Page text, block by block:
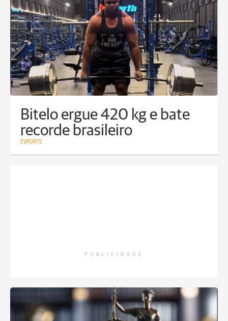
Bitelo ergue 420 kg e bate
recorde brasileiro
ESPORTE
PUBLICIDADE